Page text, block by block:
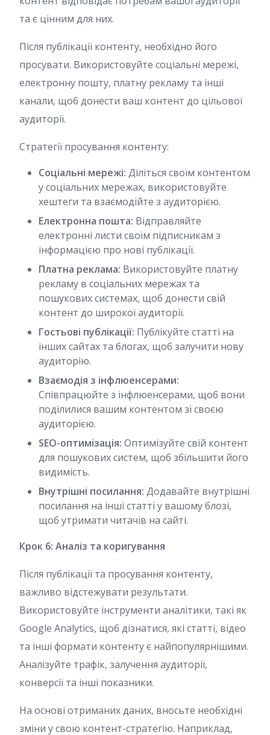
та є цінним для них.
Після публікації контенту, необхідно його
просувати. Використовуйте соціальні мережі,
електронну пошту, платну рекламу та інші
канали, щоб донести ваш контент до цільової
аудиторії.
Стратегії просування контенту:
Соціальні мережі: Діліться своїм контентом
у соціальних мережах, використовуйте
хештеги та взаємодійте з аудиторією.
Електронна пошта: Відправляйте
електронні листи своїм підписникам з
інформацією про нові публікації.
Платна реклама: Використовуйте платну
рекламу в соціальних мережах та
пошукових системах, щоб донести свій
контент до широкої аудиторії.
Гостьові публікації: Публікуйте статті на
інших сайтах та блогах, щоб залучити нову
аудиторію.
Взаємодія з інфлюенсерами:
Співпрацюйте з інфлюенсерами, щоб вони
поділилися вашим контентом зі своєю
аудиторією.
SEO-оптимізація: Оптимізуйте свій контент
для пошукових систем, щоб збільшити його
видимість.
Внутрішні посилання: Додавайте внутрішні
посилання на інші статті у вашому блозі,
щоб утримати читачів на сайті.
Крок 6: Аналіз та коригування
Після публікації та просування контенту,
важливо відстежувати результати.
Використовуйте інструменти аналітики, такі як
Google Analytics, щоб дізнатися, які статті, відео
та інші формати контенту є найпопулярнішими.
Аналізуйте трафік, залучення аудиторії,
конверсії та інші показники.
На основі отриманих даних, вносьте необхідні
зміни у свою контент-стратегію. Наприклад,